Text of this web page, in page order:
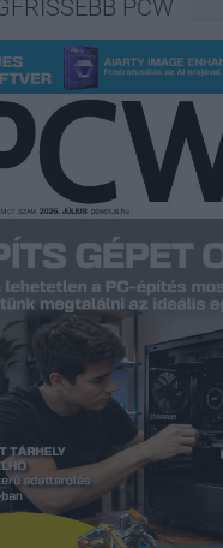
PCW